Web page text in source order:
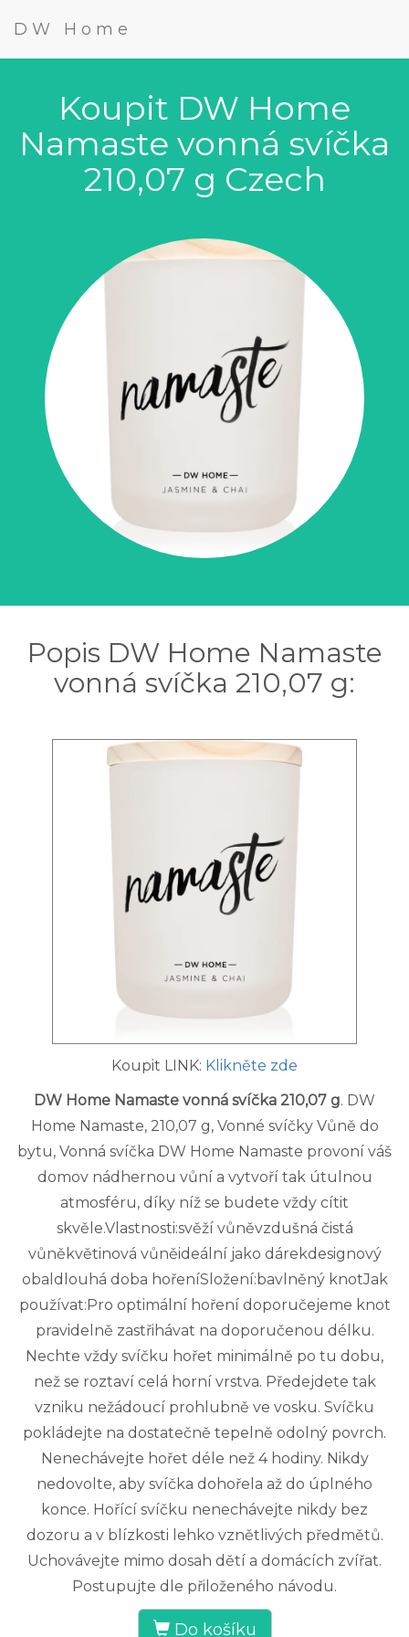
DW Home
Koupit DW Home
Namaste vonná svíčka
210,07 g Czech
Popis DW Home Namaste
vonná svíčka 210,07 g:
Koupit LINK: Klikněte zde
DW Home Namaste vonná svíčka 210,07 g. DW
Home Namaste, 210,07 g, Vonné svíčky Vůně do
bytu, Vonná svíčka DW Home Namaste provoní váš
domov nádhernou vůní a vytvoří tak útulnou
atmosféru, díky níž se budete vždy cítit
skvěle.Vlastnosti:svěží vůněvzdušná čistá
vůněkvětinová vůněideální jako dárekdesignový
obaldlouhá doba hořeníSložení:bavlněný knotJak
používat:Pro optimální hoření doporučejeme knot
pravidelně zastřihávat na doporučenou délku.
Nechte vždy svíčku hořet minimálně po tu dobu,
než se roztaví celá horní vrstva. Předejdete tak
vzniku nežádoucí prohlubně ve vosku. Svíčku
pokládejte na dostatečně tepelně odolný povrch.
Nenechávejte hořet déle než 4 hodiny. Nikdy
nedovolte, aby svíčka dohořela až do úplného
konce. Hořící svíčku nenechávejte nikdy bez
dozoru a v blízkosti lehko vznětlivých předmětů.
Uchovávejte mimo dosah dětí a domácích zvířat.
Postupujte dle přiloženého návodu.
Do košíku